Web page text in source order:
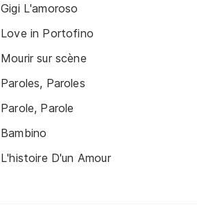
Gigi L'amoroso
Love in Portofino
Mourir sur scène
Paroles, Paroles
Parole, Parole
Bambino
L'histoire D'un Amour